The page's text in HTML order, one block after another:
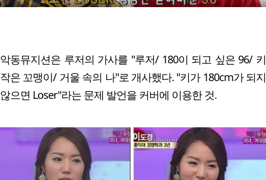
악동뮤지션은 루저의 가사를 "루저/ 180이 되고 싶은 96/ 키
작은 꼬맹이/ 거울 속의 나"로 개사했다. "키가 180cm가 되지
않으면 Loser"라는 문제 발언을 커버에 이용한 것.